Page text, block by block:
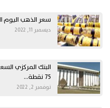
سعر الذهب اليوم
ديسمبر 11, 2022
البنك المركزي
75 نقطة…
نوفمبر 2, 2022